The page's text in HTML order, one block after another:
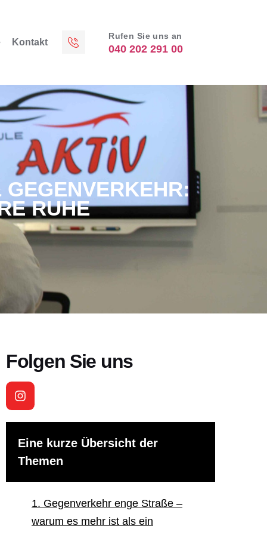
Kontakt
Rufen Sie uns an
040 202 291 00
A
RUHE
Folgen Sie uns
Eine kurze Übersicht der
Themen
1. Gegenverkehr enge Straße –
warum es mehr ist als ein